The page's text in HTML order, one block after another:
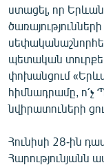
ստացել, որ
պետական
փոխանցում
հիմնադրամը, ո՛չ
նվիրատուների
Հունիսի 28-ին
Հարությունյանն